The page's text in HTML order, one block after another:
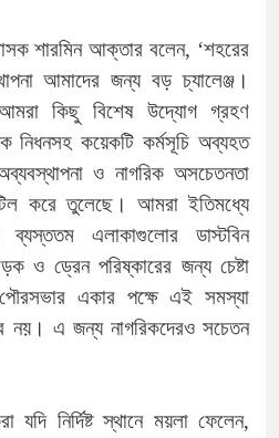
শারমিন আক্তার বলেন, ‘শহরের
আমাদের জন্য বড় চ্যালেঞ্জ।
কিছু বিশেষ উদ্যোগ গ্রহণ
নিধনসহ কয়েকটি কর্মসূচি অব্যহত
ও নাগরিক অসচেতনতা
করে তুলেছে। আমরা ইতিমধ্যে
এলাকাগুলোর ডাস্টবিন
ও ড্রেন পরিষ্কারের জন্য চেষ্টা
একার পক্ষে এই সমস্যা
নয়। এ জন্য নাগরিকদেরও সচেতন
নির্দিষ্ট স্থানে ময়লা ফেলেন,